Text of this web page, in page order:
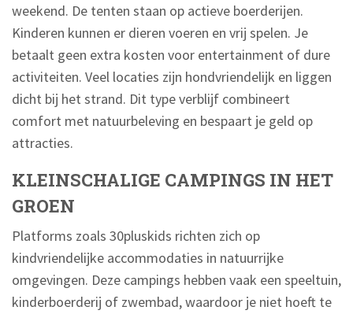
weekend. De tenten staan op actieve boerderijen.
Kinderen kunnen er dieren voeren en vrij spelen. Je
betaalt geen extra kosten voor entertainment of dure
activiteiten. Veel locaties zijn hondvriendelijk en liggen
dicht bij het strand. Dit type verblijf combineert
comfort met natuurbeleving en bespaart je geld op
attracties.
KLEINSCHALIGE CAMPINGS IN HET
GROEN
Platforms zoals 30pluskids richten zich op
kindvriendelijke accommodaties in natuurrijke
omgevingen. Deze campings hebben vaak een speeltuin,
kinderboerderij of zwembad, waardoor je niet hoeft te